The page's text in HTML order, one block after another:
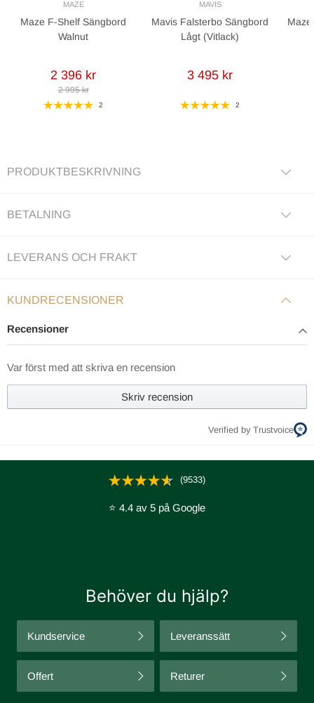
MAZE
Maze F-Shelf Sängbord
Walnut
2 396 kr
2 995 kr
2
MAVIS
Mavis Falsterbo Sängbord
Lågt (Vitlack)
3 495 kr
2
PRODUKTBESKRIVNING
BETALNING
LEVERANS OCH FRAKT
KUNDRECENSIONER
Recensioner
Var först med att skriva en recension
Skriv recension
Verified by Trustvoice
(9533)
⭐ 4.4 av 5 på Google
Behöver du hjälp?
Kundservice Leveranssätt
Offert Returer